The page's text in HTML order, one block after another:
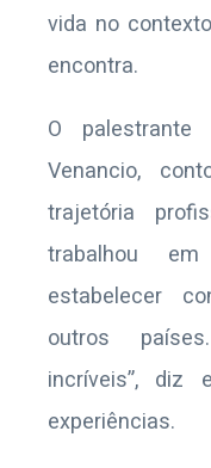
vida no
encontra.
O palestrante
Venancio,
trajetória
trabalhou
estabelecer
outros
incríveis”, diz
experiências.